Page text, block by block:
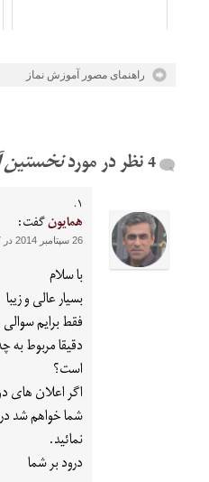
راهنمای مصور آموزش نماز
نخستین
همایونگفت:
26 سپتامبر 2014 در 11:17 ب.ظ
با سلام
بسیار عالی و زیبا
فقط برایم
دقیقا مربوط به
است؟
اگر اعلان های
شما خواهم شد
نمائید.
درود بر شما